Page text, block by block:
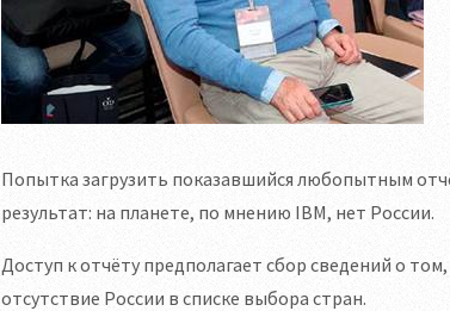
Попытка загрузить показавшийся любопытным
результат: на планете, по мнению IBM, нет России.
Доступ к отчёту предполагает сбор сведений о
отсутствие России в списке выбора стран.